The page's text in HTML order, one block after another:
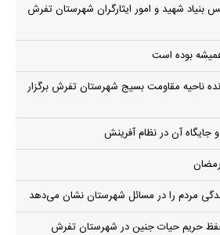
بنیاد شهید و امور ایثارگران شهرستان تفرش
بوده است
ناحیه مقاومت بسیج شهرستان تفرش برگزار
جایگاه آن در نظام آفرینش
مردم را در مسائل شهرستان نشان می‌دهد
حفظ حریم حیات جنین در شهرستان تفرش